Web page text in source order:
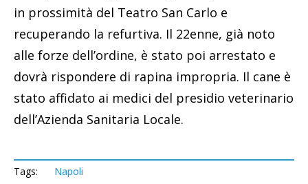
in prossimità del Teatro San Carlo e
recuperando la refurtiva. Il 22enne, già noto
alle forze dell’ordine, è stato poi arrestato e
dovrà rispondere di rapina impropria. Il cane è
stato affidato ai medici del presidio veterinario
dell’Azienda Sanitaria Locale.
Tags: Napoli